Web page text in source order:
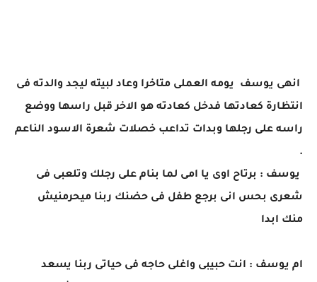
انهى يوسف يومه العملى متاخرا وعاد لبيته ليجد والدته فى
انتظارة كعادتها فدخل كعادته هو الاخر قبل راسها ووضع
راسه على رجلها وبدات تداعب خصلات شعرة الاسود الناعم
.
يوسف : برتاح اوى يا امى لما بنام على رجلك وتلعبى فى
شعرى بحس انى برجع طفل فى حضنك ربنا ميحرمنيش
منك ابدا
ام يوسف : انت حبيبى واغلى حاجه فى حياتى ربنا يسعد